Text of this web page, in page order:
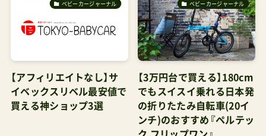
ベビーカージャーナル
【アフィリエイトなし】サ
イベックスリベル最安値で
買える神ショップ3選
ベビーカージャーナル
【3万円台で買える】180cm
でもスイスイ乗れる日本発
の折りたたみ自転車(20イ
ンチ)のおすすめ『ペルテッ